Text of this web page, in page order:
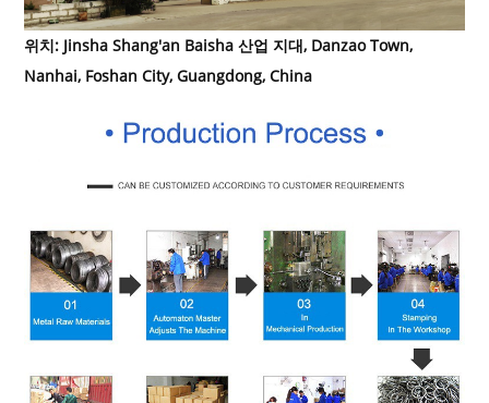
위치: Jinsha Shang'an Baisha 산업 지대, Danzao Town,
Nanhai, Foshan City, Guangdong, China